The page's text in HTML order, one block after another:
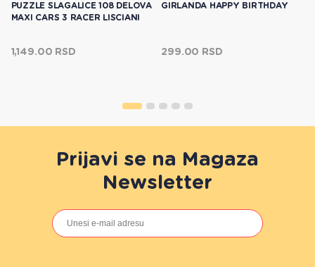
PUZZLE SLAGALICE 108 DELOVA
MAXI CARS 3 RACER LISCIANI
1,149.00 RSD
GIRLANDA HAPPY BIRTHDAY
299.00 RSD
Prijavi se na Magaza
Newsletter